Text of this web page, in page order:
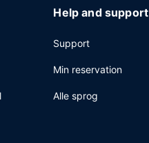
Help and support
Support
Min reservation
Alle sprog